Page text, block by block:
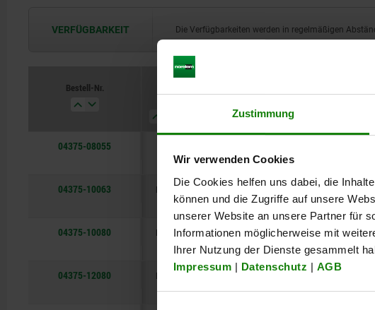
Zustimmung
Wir verwenden Cookies
Die Cookies helfen uns dabei, die
können und die Zugriffe auf unsere
unserer Website an unsere Partner für
Informationen möglicherweise mit
Ihrer Nutzung der Dienste gesammelt
Impressum | Datenschutz | AGB
VERFÜGBARKEIT Die Verfügbarkeiten werden in regelmäßigen
Bestell-Nr.
04375-08055
04375-10063 M10 63 20 B
mit
Sechskant
04375-10080 M10 80 20 B
mit
Sechskant
04375-12080 M12
Sechskant